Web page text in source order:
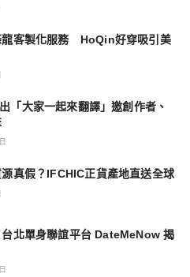
龍客製化服務 HoQin好穿吸引美
「大家一起來翻譯」邀創作者、
真假？IFCHIC正貨產地直送全球
北單身聯誼平台 DateMeNow 揭